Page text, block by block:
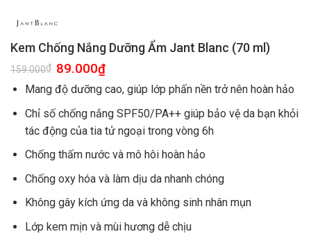
Kem Chống Nắng Dưỡng Ẩm Jant Blanc (70 ml)
159.000₫ 89.000₫
Mang độ dưỡng cao, giúp lớp phấn nền trở nên hoàn hảo
Chỉ số chống nắng SPF50/PA++ giúp bảo vệ da bạn khỏi
tác động của tia tử ngoại trong vòng 6h
Chống thấm nước và mô hôi hoàn hảo
Chống oxy hóa và làm dịu da nhanh chóng
Không gây kích ứng da và không sinh nhân mụn
Lớp kem mịn và mùi hương dễ chịu